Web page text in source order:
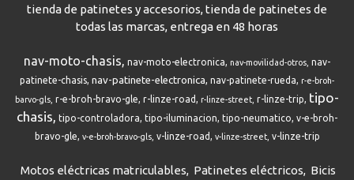
tienda de patinetes y accesorios, tienda de patinetes de
todas las marcas, entrega en 48 horas
nav-moto-chasis nav-moto-electronica nav-movilidad-otros nav-
patinete-chasis nav-patinete-electronica nav-patinete-rueda
r-e-broh-
barvo-gls r-e-broh-bravo-gle r-linze-road r-linze-street r-linze-trip
tipo-
chasis
tipo-controladora tipo-iluminacion tipo-neumatico v-e-broh-
bravo-gle v-e-broh-bravo-gls v-linze-road v-linze-street v-linze-trip
Motos eléctricas matriculables Patinetes eléctricos
Bicis